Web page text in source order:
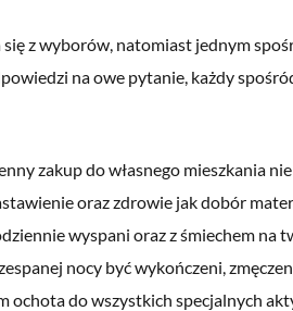
się z wyborów, natomiast jednym
na owe pytanie, każdy
zakup do własnego mieszkania
oraz zdrowie jak dobór
wyspani oraz z śmiechem na
nocy być wykończeni,
ochota do wszystkich specjalnych